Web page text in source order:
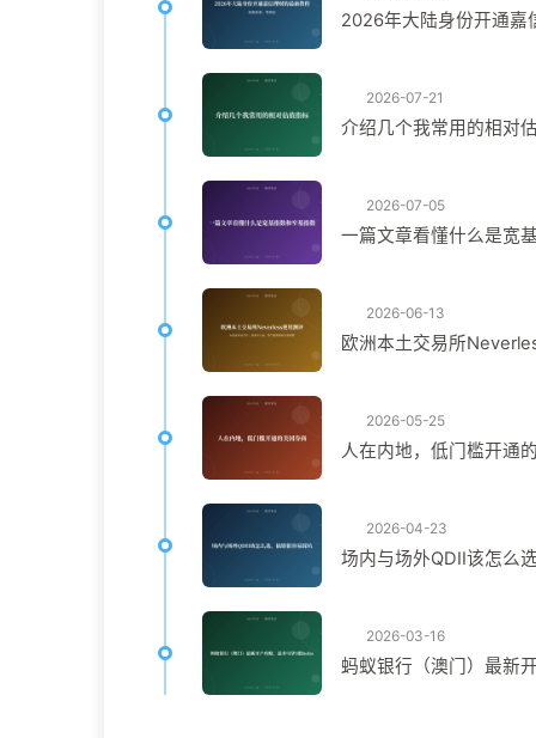
2026年大陆身份开通嘉
2026-07-21
介绍几个我常用的相对
2026-07-05
一篇文章看懂什么是宽
2026-06-13
欧洲本土交易所
2026-05-25
人在内地，低门槛开通
2026-04-23
场内与场外QDII该怎么
2026-03-16
蚂蚁银行（澳门）最新